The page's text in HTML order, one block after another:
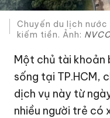
Chuyến du lịch
kiếm tiền. Ảnh:
Một chủ tài khoản
sống tại TP.HCM,
dịch vụ này từ
nhiều người trẻ có